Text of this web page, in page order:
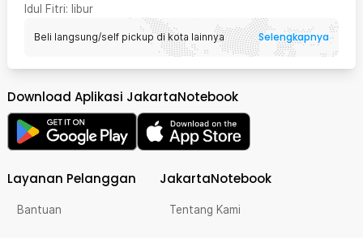
Idul Fitri: libur
Beli langsung/self pickup di kota lainnya Selengkapnya
Download Aplikasi JakartaNotebook
Layanan Pelanggan
Bantuan
JakartaNotebook
Tentang Kami